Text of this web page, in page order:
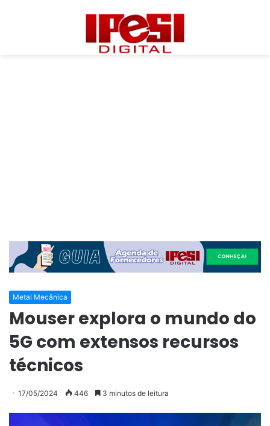
Metal Mecânica
Mouser explora o mundo do
5G com extensos recursos
técnicos
17/05/2024 446 3 minutos de leitura